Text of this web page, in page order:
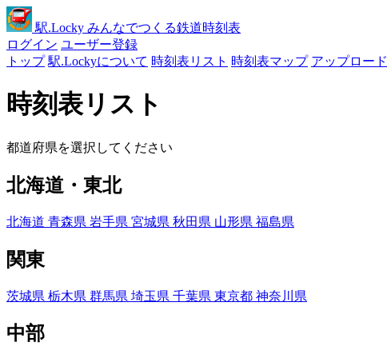
駅.Locky みんなでつくる鉄道時刻表
ログイン ユーザー登録
トップ 駅.Lockyについて 時刻表リスト 時刻表マップ アップロード
時刻表リスト
都道府県を選択してください
北海道・東北
北海道 青森県 岩手県 宮城県 秋田県 山形県 福島県
関東
茨城県 栃木県 群馬県 埼玉県 千葉県 東京都 神奈川県
中部